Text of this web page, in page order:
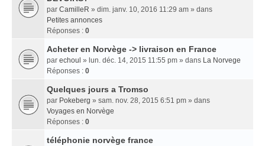
par CamilleR » dim. janv. 10, 2016 11:29 am » dans
Petites annonces
Réponses : 0
Acheter en Norvège -> livraison en France
par echoul » lun. déc. 14, 2015 11:55 pm » dans La Norvege
Réponses : 0
Quelques jours a Tromso
par Pokeberg » sam. nov. 28, 2015 6:51 pm » dans
Voyages en Norvège
Réponses : 0
téléphonie norvège france